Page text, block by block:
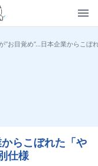
“お目覚め”…日本企業からこ
らこぼれた「や
仕様